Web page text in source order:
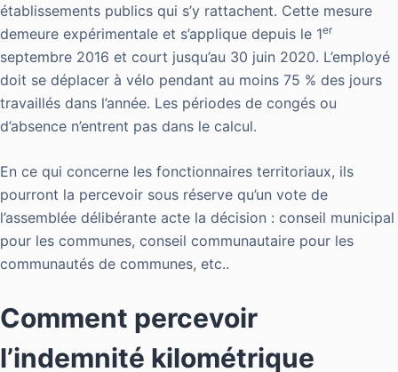
établissements publics qui s’y rattachent. Cette mesure
demeure expérimentale et s’applique depuis le 1er
septembre 2016 et court jusqu’au 30 juin 2020. L’employé
doit se déplacer à vélo pendant au moins 75 % des jours
travaillés dans l’année. Les périodes de congés ou
d’absence n’entrent pas dans le calcul.
En ce qui concerne les fonctionnaires territoriaux, ils
pourront la percevoir sous réserve qu’un vote de
l’assemblée délibérante acte la décision : conseil municipal
pour les communes, conseil communautaire pour les
communautés de communes, etc..
Comment percevoir
l’indemnité kilométrique